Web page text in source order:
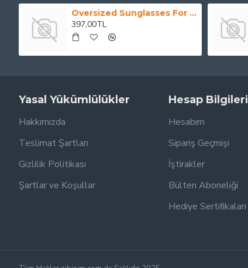
Oversized Sunglasses For Long Summer Days
397,00TL
Yasal Yükümlülükler
Hakkımızda
Teslimat Şartları
Gizlilik Politikası
Şartlar ve Koşullar
Hesap Bilgileri
Hesabım
Sipariş Geçmişi
İştirakler
Bülten Aboneliği
Hediye Sertifikaları